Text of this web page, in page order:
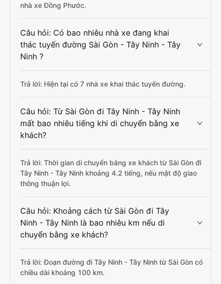
nhà xe Đồng Phước.
Câu hỏi: Có bao nhiêu nhà xe đang khai
thác tuyến đường Sài Gòn - Tây Ninh - Tây
Ninh ?
Trả lời: Hiện tại có 7 nhà xe khai thác tuyến đường.
Câu hỏi: Từ Sài Gòn đi Tây Ninh - Tây Ninh
mất bao nhiêu tiếng khi di chuyển bằng xe
khách?
Trả lời: Thời gian di chuyển bằng xe khách từ Sài Gòn đi
Tây Ninh - Tây Ninh khoảng 4.2 tiếng, nếu mật độ giao
thông thuận lợi.
Câu hỏi: Khoảng cách từ Sài Gòn đi Tây
Ninh - Tây Ninh là bao nhiêu km nếu di
chuyển bằng xe khách?
Trả lời: Đoạn đường đi Tây Ninh - Tây Ninh từ Sài Gòn có
chiều dài khoảng 100 km.